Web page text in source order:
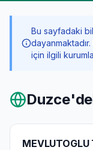
Bu sayfadaki
için ilgili
Duzce
MEVLUTOGLU